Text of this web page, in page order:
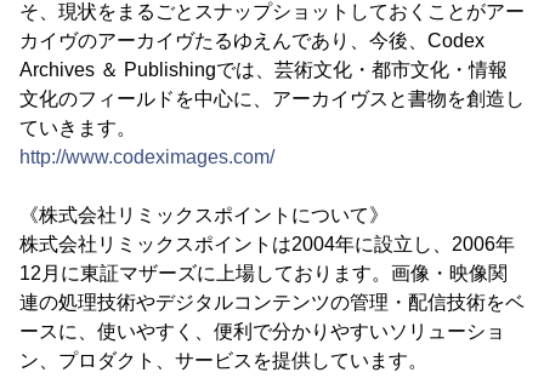
そ、現状をまるごとスナップショットしておくことがアー
カイヴのアーカイヴたるゆえんであり、今後、Codex
Archives ＆ Publishingでは、芸術文化・都市文化・情報
文化のフィールドを中心に、アーカイヴスと書物を創造し
ていきます。
http://www.codeximages.com/
《株式会社リミックスポイントについて》
株式会社リミックスポイントは2004年に設立し、2006年
12月に東証マザーズに上場しております。画像・映像関
連の処理技術やデジタルコンテンツの管理・配信技術をベ
ースに、使いやすく、便利で分かりやすいソリューショ
ン、プロダクト、サービスを提供しています。